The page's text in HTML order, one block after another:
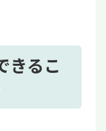
きるこ